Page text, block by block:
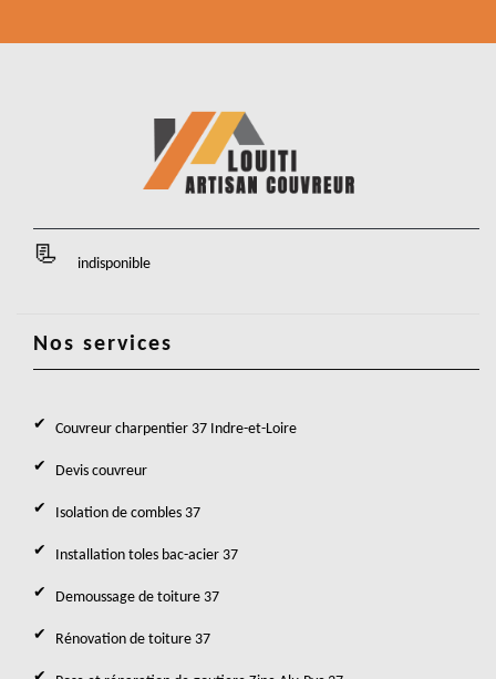
indisponible
Nos services
Couvreur charpentier 37 Indre-et-Loire
Devis couvreur
Isolation de combles 37
Installation toles bac-acier 37
Demoussage de toiture 37
Rénovation de toiture 37